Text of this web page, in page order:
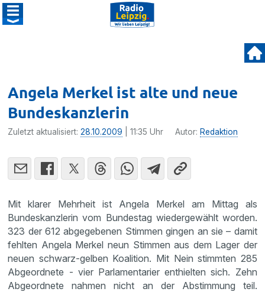
Angela Merkel ist alte und neue
Bundeskanzlerin
Zuletzt aktualisiert:28.10.2009 | 11:35 Uhr Autor: Redaktion
Mit klarer Mehrheit ist Angela Merkel am Mittag als
Bundes­kanz­lerin vom Bundestag wieder­ge­wählt worden.
323 der 612 abgege­benen Stimmen gingen an sie – damit
fehlten Angela Merkel neun Stimmen aus dem Lager der
neuen schwarz-gelben Koali­tion. Mit Nein stimmten 285
Abgeord­nete - vier Parla­men­ta­rier enthielten sich. Zehn
Abgeord­nete nahmen nicht an der Abstim­mung teil.